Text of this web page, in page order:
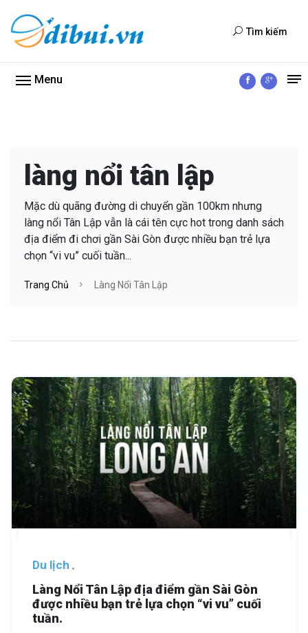
Tìm kiếm
Menu
làng nổi tân lập
Mặc dù quãng đường di chuyển gần 100km nhưng
làng nổi Tân Lập vẫn là cái tên cực hot trong danh sách
địa điểm đi chơi gần Sài Gòn được nhiều bạn trẻ lựa
chọn “vi vu” cuối tuần...
Trang Chủ Làng Nổi Tân Lập
Du lịch
Làng Nổi Tân Lập địa điểm gần Sài Gòn
được nhiều bạn trẻ lựa chọn “vi vu” cuối
tuần.